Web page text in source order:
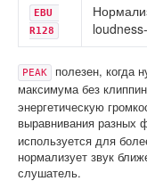
EBU
R128
PEAK
полезен, когда
максимума без
энергетическую
выравнивания разных
используется для
нормализует звук
слушатель.